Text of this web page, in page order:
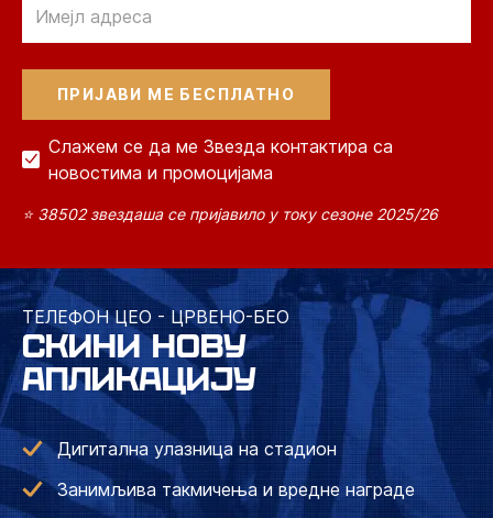
Слажем се да ме Звезда контактира са
новостима и промоцијама
⭐ 38502 звездаша се пријавило у току сезоне 2025/26
ТЕЛЕФОН ЦЕО - ЦРВЕНО-БЕО
СКИНИ НОВУ
АПЛИКАЦИЈУ
Дигитална улазница на стадион
Занимљива такмичења и вредне награде